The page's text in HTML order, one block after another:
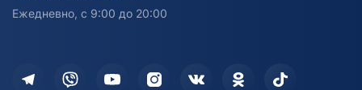
Доставка
Дополнительные услуги
Здоровье
Ежедневно, с 9:00 до 20:00